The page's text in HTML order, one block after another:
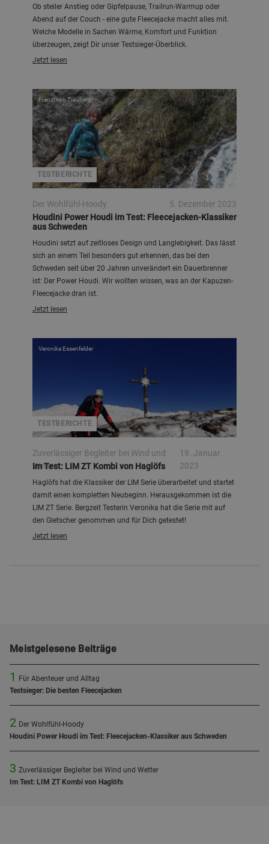
Ob steiler Anstieg oder Gipfelpause, Trailrun-Warmup oder
Abend auf der Couch - eine gute Fleecejacke macht alles mit.
Welche Modelle in Sachen Wärme, Komfort und Funktion
überzeugen, zeigt Dir unser Testsieger-Überblick.
Jetzt lesen
TESTBERICHTE
Franzi von Treuberg
Der Wohlfühl-Hoody
5. Dezember 2023
Houdini Power Houdi im Test: Fleecejacken-Klassiker
aus Schweden
Houdini setzt auf zeitloses Design und Langlebigkeit. Das lässt
sich an einem Teil besonders gut erkennen, das bei den
Schweden seit über 20 Jahren unverändert ein Dauerbrenner
ist: Der Power Houdi. Wir wollten wissen, was an der Kapuzen-
Fleecejacke dran ist.
Jetzt lesen
TESTBERICHTE
Veronika Essenfelder
Zuverlässiger Begleiter bei Wind und
Wetter
19. Januar
2023
Im Test: LIM ZT Kombi von Haglöfs
Haglöfs hat die Klassiker der LIM Serie überarbeitet und startet
damit einen kompletten Neubeginn. Herausgekommen ist die
LIM ZT Serie. Bergzeit Testerin Veronika hat die Serie mit auf
den Gletscher genommen und für Dich getestet!
Jetzt lesen
Meistgelesene Beiträge
1
Für Abenteuer und Alltag
Testsieger: Die besten Fleecejacken
2 Der Wohlfühl-Hoody
Houdini Power Houdi im Test: Fleecejacken-Klassiker aus Schweden
3 Zuverlässiger Begleiter bei Wind und Wetter
Im Test: LIM ZT Kombi von Haglöfs